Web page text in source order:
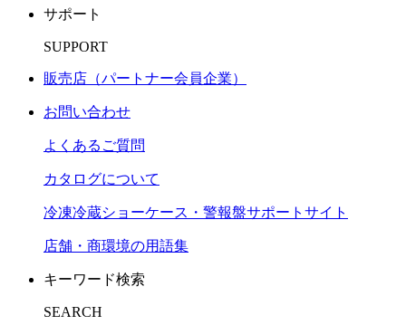
サポート
SUPPORT
販売店（パートナー会員企業）
お問い合わせ
よくあるご質問
カタログについて
冷凍冷蔵ショーケース・警報盤サポートサイト
店舗・商環境の用語集
キーワード検索
SEARCH